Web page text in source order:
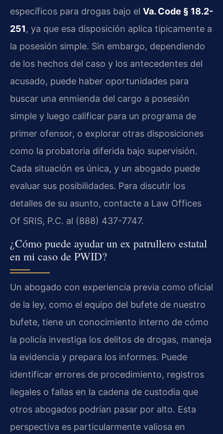
específicos para drogas bajo el Va. Code § 18.2-
251, ya que esa disposición aplica típicamente a
la posesión simple. Sin embargo, dependiendo
de los hechos del caso y los antecedentes del
acusado, puede haber oportunidades para
buscar una enmienda del cargo a posesión
simple y luego calificar para un programa de
primer ofensor, o explorar otras disposiciones
como la probatoria diferida bajo supervisión.
Cada situación es única, y un abogado puede
evaluar sus posibilidades. Para discutir los
detalles de su asunto, contacte a Law Offices
Of SRIS, P.C. al (888) 437-7747.
¿Cómo puede ayudar un ex patrullero estatal
en mi caso de PWID?
Un abogado con experiencia previa como oficial
de la ley, como el equipo del bufete de nuestro
bufete, tiene un conocimiento interno de cómo
la policía investiga los delitos de drogas, maneja
la evidencia y prepara los informes. Puede
identificar errores de procedimiento, registros
ilegales o fallas en la cadena de custodia que
otros abogados podrían pasar por alto. Esta
perspectiva es particularmente valiosa en